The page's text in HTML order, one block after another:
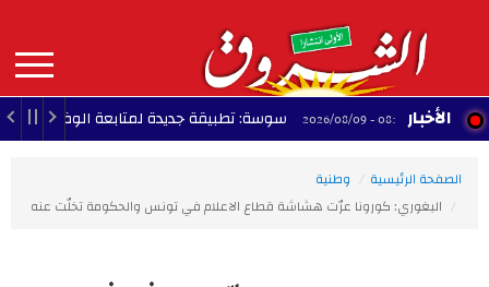
contenu
principal
MAIN
NAVIGATION الأخبار
08:58 - 2026/08/09 سوسة: تطبيقة جديدة لمتابعة الوضع البيئي والعمل
الصفحة الرئيسية
وطنية
البغوري: كورونا عرّت هشاشة قطاع الاعلام في تونس والحكومة تخلّت عنه